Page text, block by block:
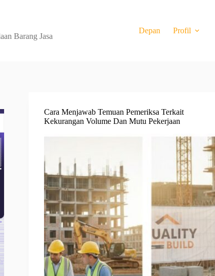
Barang Jasa
Depan Profil
Cara Menjawab Temuan Pemeriksa Terkait
Kekurangan Volume Dan Mutu Pekerjaan